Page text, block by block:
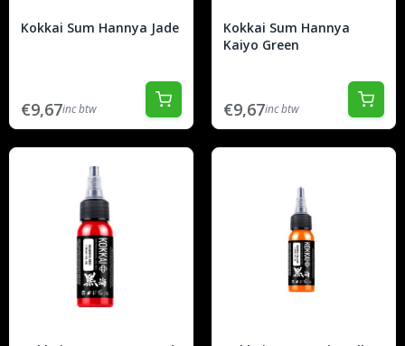
Kokkai Sum Hannya Jade
€9,67inc btw
Kokkai Sum Hannya
Kaiyo Green
€9,67inc btw